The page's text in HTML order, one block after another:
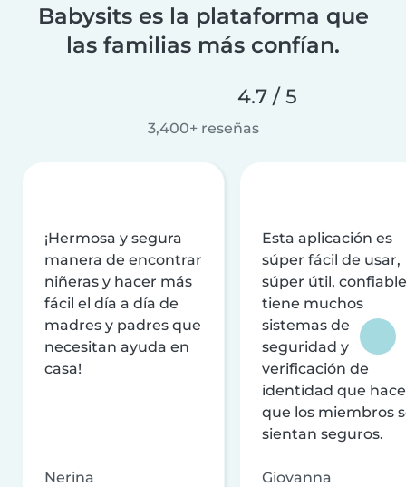
Babysits es la plataforma que
las familias más confían.
4.7 / 5
3,400+ reseñas
¡Hermosa y segura
manera de encontrar
niñeras y hacer más
fácil el día a día de
madres y padres que
necesitan ayuda en
casa!
Nerina
Esta aplicación es
súper fácil de usar,
súper útil,
tiene muchos
sistemas de
seguridad y
verificación de
identidad que
que los miembros
sientan seguros.
Giovanna